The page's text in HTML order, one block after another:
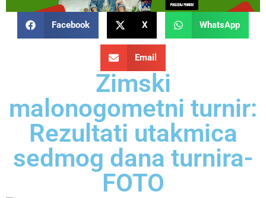
Facebook X WhatsApp
Email
Zimski
malonogometni turnir:
Rezultati utakmica
sedmog dana turnira-
FOTO